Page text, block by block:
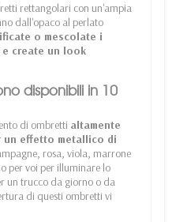
rettangolari con un'ampia
dall'opaco al perlato
o mescolate i
create un look
disponibili in 10
di ombretti altamente
un effetto metallico di
rosa, viola, marrone
per voi per illuminare lo
un trucco da giorno o da
di questi ombretti vi